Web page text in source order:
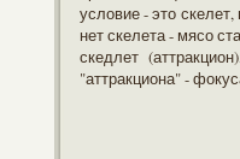
условие - это
нет скелета - мясо
скедлет
"аттракциона" -